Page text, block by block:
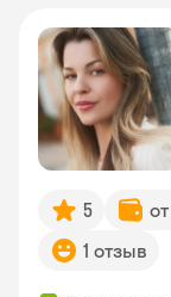
5
1 отзыв